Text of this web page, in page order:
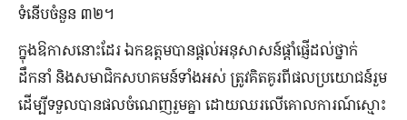
ទំនើបចំនួន ៣២។
ក្នុងឱកាសនោះដែរ ឯកឧត្តមបានផ្តល់អនុសាសន៍ផ្តាំផ្ញើដល់ថ្នាក់
ដឹកនាំ និងសមាជិកសហគមន៍ទាំងអស់ ត្រូវគិតគូរពីផលប្រយោជន៍រួម
ដើម្បីទទួលបានផលចំណេញរួមគ្នា ដោយឈរលើគោលការណ៍ស្មោះ